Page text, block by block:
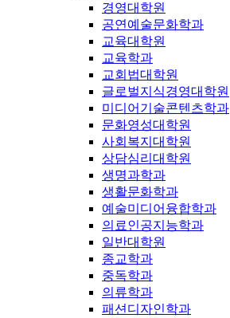
경영대학원
공연예술문화학과
교육대학원
교육학과
교회법대학원
글로벌지식경영대학원
미디어기술콘텐츠학과
문화영성대학원
사회복지대학원
상담심리대학원
생명과학과
생활문화학과
예술미디어융합학과
의료인공지능학과
일반대학원
종교학과
중독학과
의류학과
패션디자인학과